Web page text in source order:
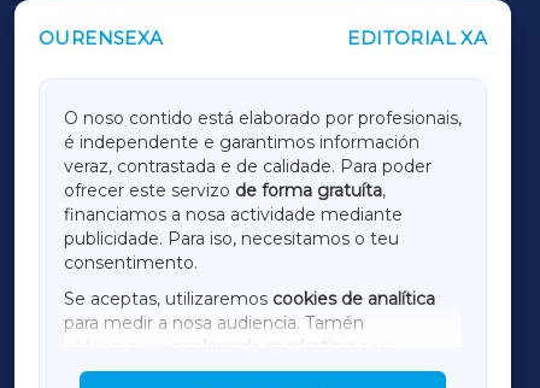
OURENSEXA EDITORIAL XA
O noso contido está elaborado por profesionais,
é independente e garantimos información
veraz, contrastada e de calidade. Para poder
ofrecer este servizo de forma gratuíta,
financiamos a nosa actividade mediante
publicidade. Para iso, necesitamos o teu
consentimento.
Se aceptas, utilizaremos cookies de analítica
para medir a nosa audiencia. Tamén
utilizaremos
cookies de marketing
mostrar publicidade de terceiros.
OUTROS PERIÓDICOS
LUGOXA
TERRACHAXA
AMARIÑAXA